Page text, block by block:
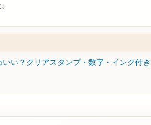
い？クリアスタンプ・数字・インク付